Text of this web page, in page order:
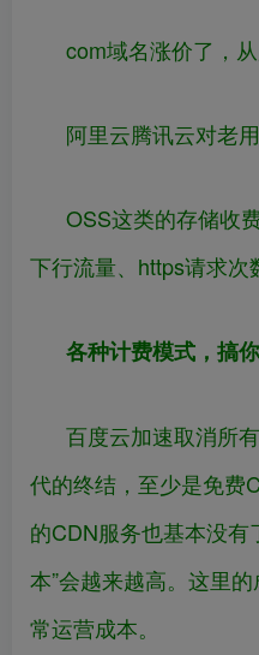
com域名涨价了，
阿里云腾讯云对老
OSS这类的存储收
下行流量、https请求次
各种计费模式，搞
百度云加速取消所
代的终结，至少是免费
的CDN服务也基本没有
本”会越来越高。这里
常运营成本。